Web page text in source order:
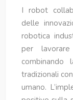
I robot
delle
robotica
per
tradizionali
umano.